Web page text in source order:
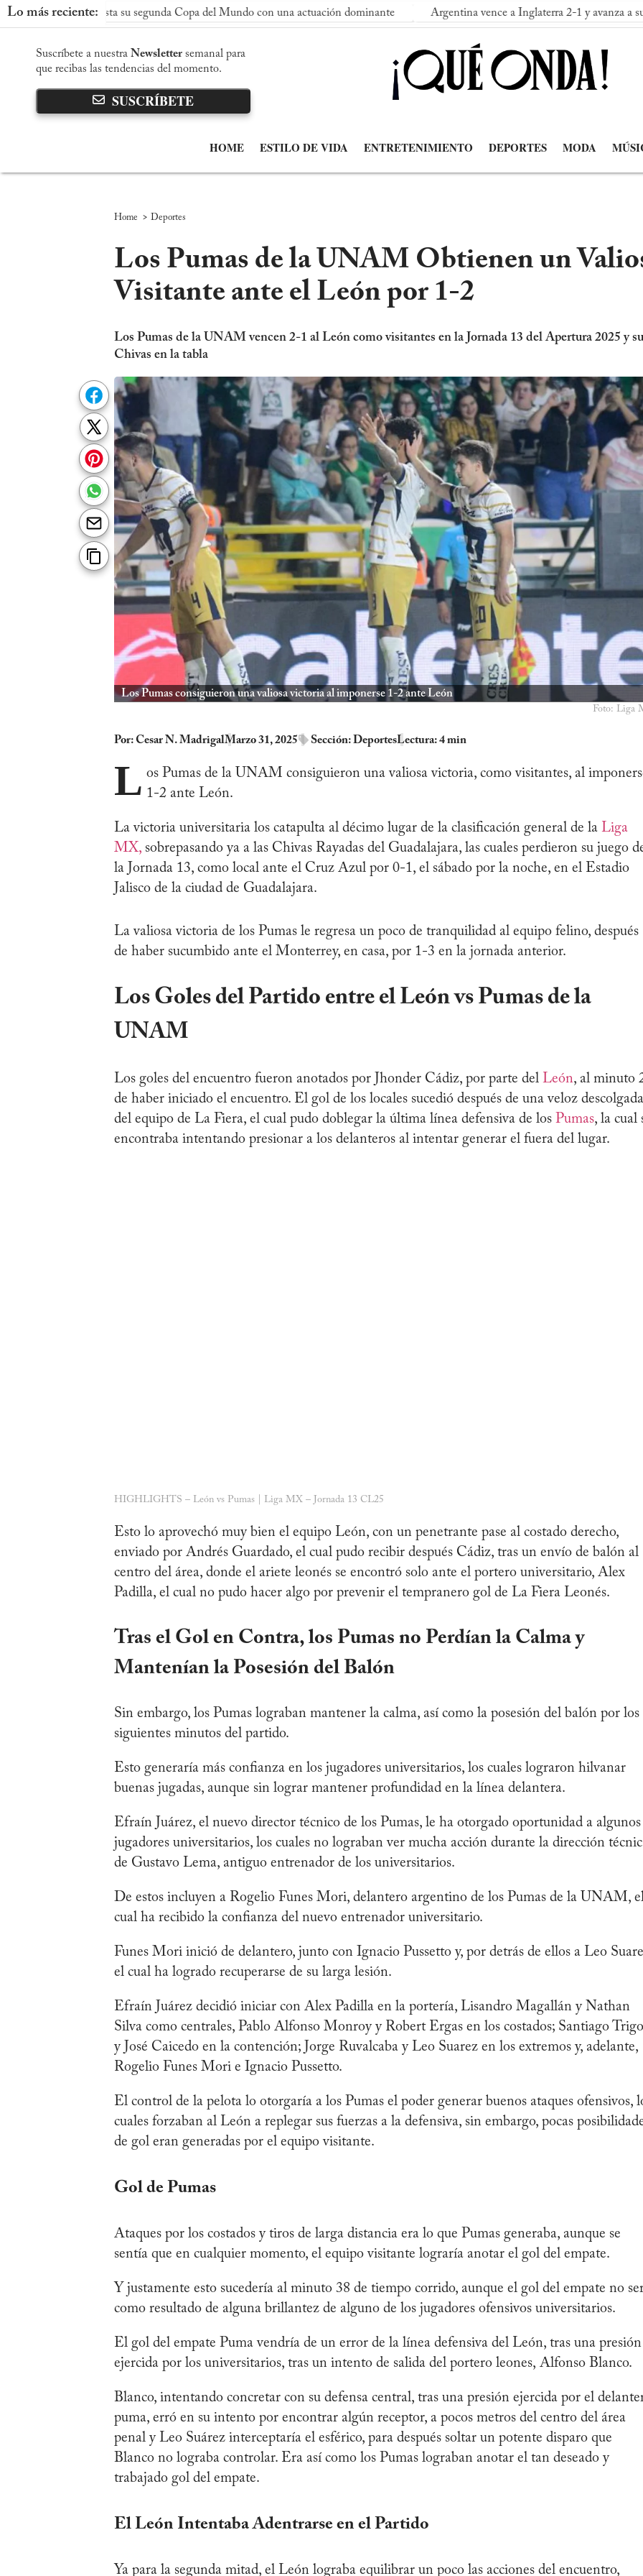
Lo más reciente:
conquista su segunda Copa del Mundo con una actuación dominante Argentina vence a Inglaterra 2-1 y avanza a su segunda
Suscríbete a nuestra Newsletter semanal para
que recibas las tendencias del momento.
SUSCRÍBETE
HOME ESTILO DE VIDA ENTRETENIMIENTO DEPORTES MODA
Home > Deportes
Los Pumas de la UNAM Obtienen un
Visitante ante el León por 1-2
Los Pumas de la UNAM vencen 2-1 al León como visitantes en la Jornada 13 del Apertura 2025 y
Chivas en la tabla
Los Pumas consiguieron una valiosa victoria al imponerse 1-2 ante León
Foto: Liga
Por:Cesar N. MadrigalMarzo 31, 2025 Sección:DeportesLectura: 4 min
L os Pumas de la UNAM consiguieron una valiosa victoria, como visitantes, al
1-2 ante León.
La victoria universitaria los catapulta al décimo lugar de la clasificación general de la Liga
MX, sobrepasando ya a las Chivas Rayadas del Guadalajara, las cuales perdieron su juego
la Jornada 13, como local ante el Cruz Azul por 0-1, el sábado por la noche, en el Estadio
Jalisco de la ciudad de Guadalajara.
La valiosa victoria de los Pumas le regresa un poco de tranquilidad al equipo felino, después
de haber sucumbido ante el Monterrey, en casa, por 1-3 en la jornada anterior.
Los Goles del Partido entre el León vs Pumas de la
UNAM
Los goles del encuentro fueron anotados por Jhonder Cádiz, por parte del León, al minuto
de haber iniciado el encuentro. El gol de los locales sucedió después de una veloz descolgada
del equipo de La Fiera, el cual pudo doblegar la última línea defensiva de los Pumas, la cual
encontraba intentando presionar a los delanteros al intentar generar el fuera del lugar.
HIGHLIGHTS – León vs Pumas | Liga MX – Jornada 13 CL25
Esto lo aprovechó muy bien el equipo León, con un penetrante pase al costado derecho,
enviado por Andrés Guardado, el cual pudo recibir después Cádiz, tras un envío de balón al
centro del área, donde el ariete leonés se encontró solo ante el portero universitario, Alex
Padilla, el cual no pudo hacer algo por prevenir el tempranero gol de La Fiera Leonés.
Tras el Gol en Contra, los Pumas no Perdían la Calma y
Mantenían la Posesión del Balón
Sin embargo, los Pumas lograban mantener la calma, así como la posesión del balón por los
siguientes minutos del partido.
Esto generaría más confianza en los jugadores universitarios, los cuales lograron hilvanar
buenas jugadas, aunque sin lograr mantener profundidad en la línea delantera.
Efraín Juárez, el nuevo director técnico de los Pumas, le ha otorgado oportunidad a algunos
jugadores universitarios, los cuales no lograban ver mucha acción durante la dirección
de Gustavo Lema, antiguo entrenador de los universitarios.
De estos incluyen a Rogelio Funes Mori, delantero argentino de los Pumas de la UNAM,
cual ha recibido la confianza del nuevo entrenador universitario.
Funes Mori inició de delantero, junto con Ignacio Pussetto y, por detrás de ellos a Leo
el cual ha logrado recuperarse de su larga lesión.
Efraín Juárez decidió iniciar con Alex Padilla en la portería, Lisandro Magallán y Nathan
Silva como centrales, Pablo Alfonso Monroy y Robert Ergas en los costados; Santiago
y José Caicedo en la contención; Jorge Ruvalcaba y Leo Suarez en los extremos y, adelante,
Rogelio Funes Mori e Ignacio Pussetto.
El control de la pelota lo otorgaría a los Pumas el poder generar buenos ataques ofensivos,
cuales forzaban al León a replegar sus fuerzas a la defensiva, sin embargo, pocas
de gol eran generadas por el equipo visitante.
Gol de Pumas
Ataques por los costados y tiros de larga distancia era lo que Pumas generaba, aunque se
sentía que en cualquier momento, el equipo visitante lograría anotar el gol del empate.
Y justamente esto sucedería al minuto 38 de tiempo corrido, aunque el gol del empate no
como resultado de alguna brillantez de alguno de los jugadores ofensivos universitarios.
El gol del empate Puma vendría de un error de la línea defensiva del León, tras una presión
ejercida por los universitarios, tras un intento de salida del portero leones, Alfonso Blanco.
Blanco, intentando concretar con su defensa central, tras una presión ejercida por el
puma, erró en su intento por encontrar algún receptor, a pocos metros del centro del área
penal y Leo Suárez interceptaría el esférico, para después soltar un potente disparo que
Blanco no lograba controlar. Era así como los Pumas lograban anotar el tan deseado y
trabajado gol del empate.
El León Intentaba Adentrarse en el Partido
Ya para la segunda mitad, el León lograba equilibrar un poco las acciones del encuentro,